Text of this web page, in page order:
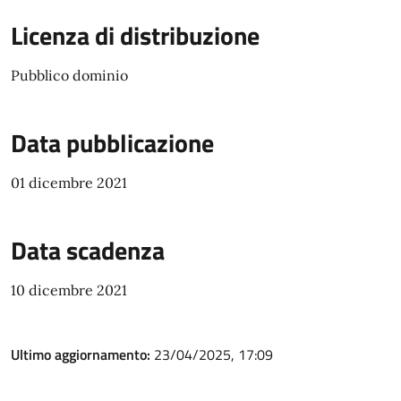
Licenza di distribuzione
Pubblico dominio
Data pubblicazione
01 dicembre 2021
Data scadenza
10 dicembre 2021
Ultimo aggiornamento: 23/04/2025, 17:09